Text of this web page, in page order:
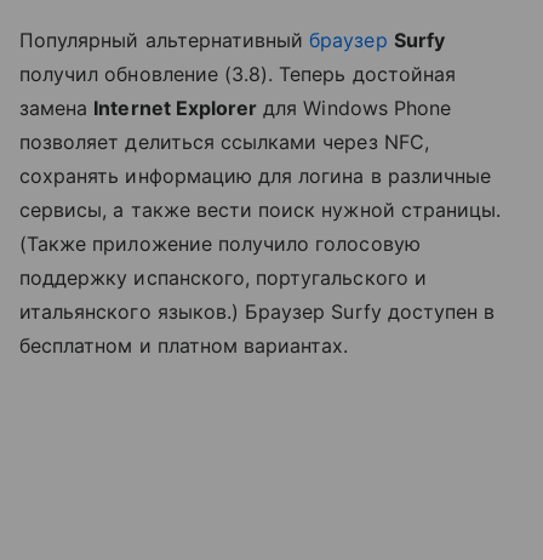
Популярный альтернативныйбраузер Surfy
получил обновление (3.8). Теперь достойная
замена Internet Explorer для Windows Phone
позволяет делиться ссылками через NFC,
сохранять информацию для логина в различные
сервисы, а также вести поиск нужной страницы.
(Также приложение получило голосовую
поддержку испанского, португальского и
итальянского языков.) Браузер Surfy доступен в
бесплатном и платном вариантах.